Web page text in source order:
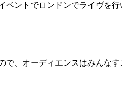
ベントでロンドンでライヴを
、オーディエンスはみんな